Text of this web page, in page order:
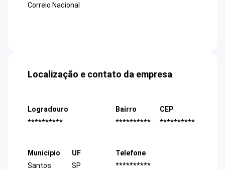
Correio Nacional
Localização e contato da empresa
Logradouro
**********
Bairro
**********
CEP
**********
Município
Santos
UF
SP
Telefone
**********